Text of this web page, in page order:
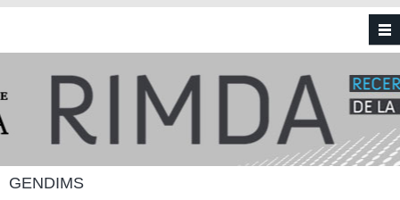
Vés al contingut
GENDIMS